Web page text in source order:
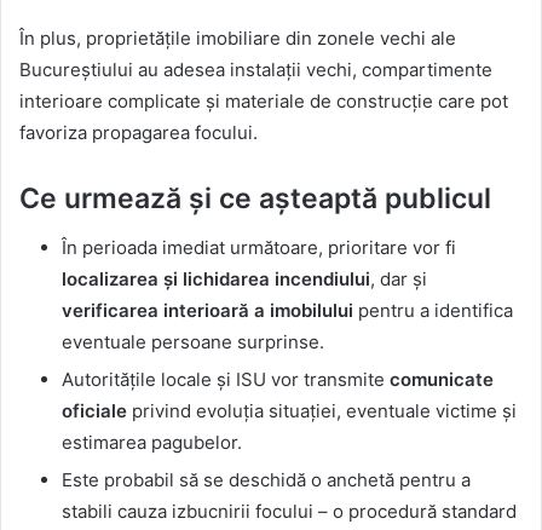
În plus, proprietățile imobiliare din zonele vechi ale
Bucureștiului au adesea instalații vechi, compartimente
interioare complicate și materiale de construcție care pot
favoriza propagarea focului.
Ce urmează și ce așteaptă publicul
În perioada imediat următoare, prioritare vor fi
localizarea și lichidarea incendiului, dar și
verificarea interioară a imobilului pentru a identifica
eventuale persoane surprinse.
Autoritățile locale și ISU vor transmite comunicate
oficiale privind evoluția situației, eventuale victime și
estimarea pagubelor.
Este probabil să se deschidă o anchetă pentru a
stabili cauza izbucnirii focului – o procedură standard